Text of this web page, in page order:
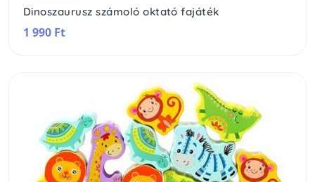
Dinoszaurusz számoló oktató fajáték
1 990 Ft